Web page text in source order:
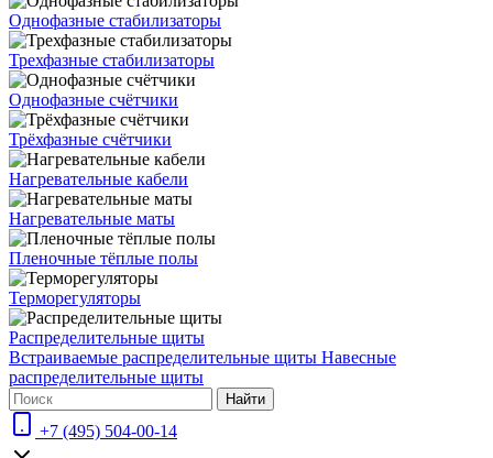
Однофазные стабилизаторы
Трехфазные стабилизаторы
Однофазные счётчики
Трёхфазные счётчики
Нагревательные кабели
Нагревательные маты
Пленочные тёплые полы
Терморегуляторы
Распределительные щиты
Встраиваемые распределительные щиты Навесные
распределительные щиты
Найти
+7 (495) 504-00-14